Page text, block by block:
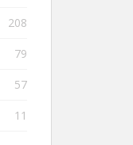
208
79
57
11